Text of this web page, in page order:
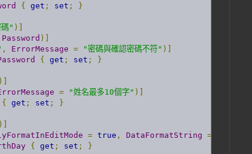
{ get ; set ; }
碼" )]
Password )]
, ErrorMessage = "密碼與確認密碼不符" )]
{ get ; set ; }
)]
= "姓名最多10個字" )]
{ get ; set ; }
)]
= true , DataFormatString =
{ get ; set ; }